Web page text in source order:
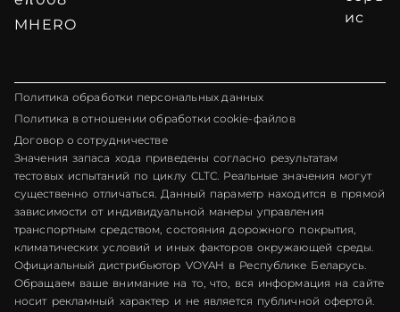
MHERO
ис
Политика обработки персональных данных
Политика в отношении обработки cookie-файлов
Договор о сотрудничестве
Значения запаса хода приведены согласно результатам
тестовых испытаний по циклу CLTC. Реальные значения могут
существенно отличаться. Данный параметр находится в прямой
зависимости от индивидуальной манеры управления
транспортным средством, состояния дорожного покрытия,
климатических условий и иных факторов окружающей среды.
Официальный дистрибьютор VOYAH в Республике Беларусь.
Обращаем ваше внимание на то, что, вся информация на сайте
носит рекламный характер и не является публичной офертой.